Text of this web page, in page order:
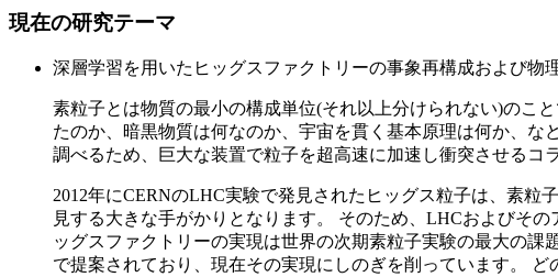
現在の研究テーマ
深層学習を用いたヒッグスファクトリーの事象再構成および物
素粒子とは物質の最小の構成単位(それ以上分けられない)のこ
たのか、暗黒物質は何なのか、宇宙を貫く基本原理は何か、
調べるため、巨大な装置で粒子を超高速に加速し衝突させるコ
2012年にCERNのLHC実験で発見されたヒッグス粒子は、素
見する大きな手がかりとなります。 そのため、LHCおよびそ
ッグスファクトリーの実現は世界の次期素粒子実験の最大の課
で提案されており、現在その実現にしのぎを削っています。